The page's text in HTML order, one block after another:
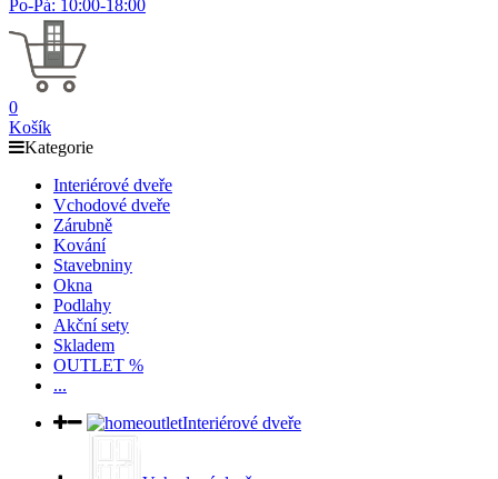
Po-Pá: 10:00-18:00
0
Košík
Kategorie
Interiérové dveře
Vchodové dveře
Zárubně
Kování
Stavebniny
Okna
Podlahy
Akční sety
Skladem
OUTLET %
...
Interiérové dveře